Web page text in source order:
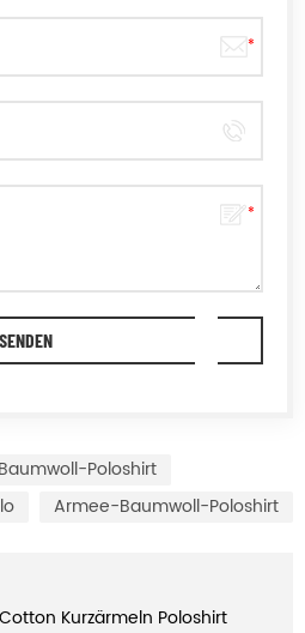
Poloshirt
Armee-Baumwoll-Poloshirt
Kurzärmeln Poloshirt